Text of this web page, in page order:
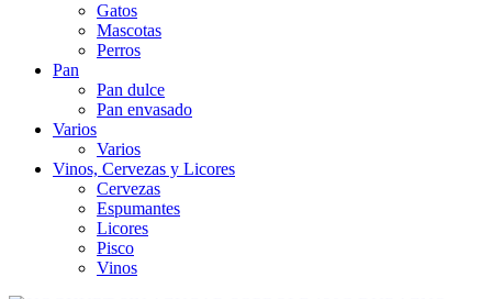
Gatos
Mascotas
Perros
Pan
Pan dulce
Pan envasado
Varios
Varios
Vinos, Cervezas y Licores
Cervezas
Espumantes
Licores
Pisco
Vinos